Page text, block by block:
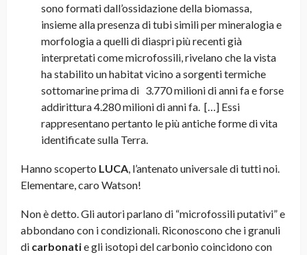
sono formati dall’ossidazione della biomassa,
insieme alla presenza di tubi simili per mineralogia e
morfologia a quelli di diaspri più recenti già
interpretati come microfossili, rivelano che la vista
ha stabilito un habitat vicino a sorgenti termiche
sottomarine prima di 3.770 milioni di anni fa e forse
addirittura 4.280 milioni di anni fa. […] Essi
rappresentano pertanto le più antiche forme di vita
identificate sulla Terra.
Hanno scoperto LUCA , l’antenato universale di tutti noi.
Elementare, caro Watson!
Non è detto. Gli autori parlano di “microfossili putativi” e
abbondano con i condizionali. Riconoscono che i granuli
di carbonatie gli isotopi del carbonio coincidono con